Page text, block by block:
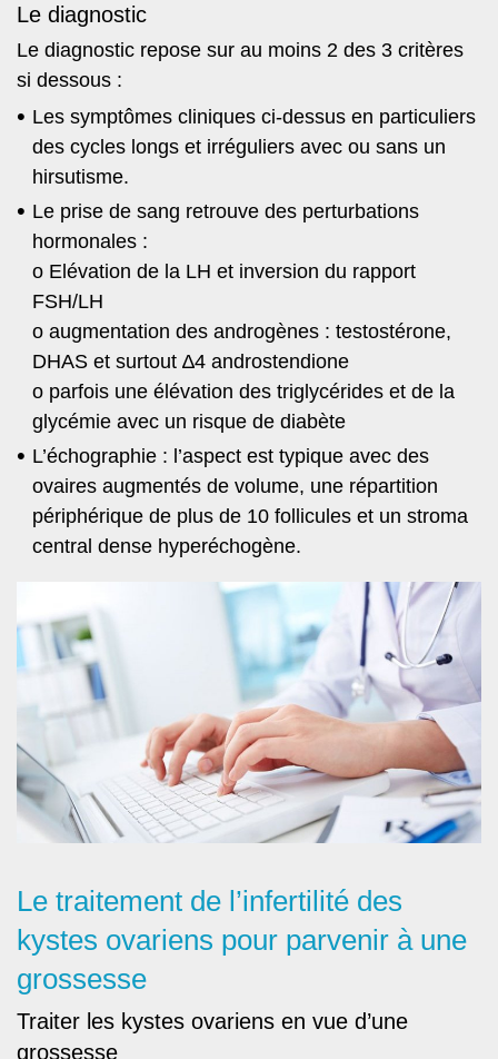
Le diagnostic
Le diagnostic repose sur au moins 2 des 3 critères
si dessous :
Les symptômes cliniques ci-dessus en particuliers
des cycles longs et irréguliers avec ou sans un
hirsutisme.
Le prise de sang retrouve des perturbations
hormonales :
o Elévation de la LH et inversion du rapport
FSH/LH
o augmentation des androgènes : testostérone,
DHAS et surtout ∆4 androstendione
o parfois une élévation des triglycérides et de la
glycémie avec un risque de diabète
L’échographie : l’aspect est typique avec des
ovaires augmentés de volume, une répartition
périphérique de plus de 10 follicules et un stroma
central dense hyperéchogène.
Le traitement de l’infertilité des
kystes ovariens pour parvenir à une
grossesse
Traiter les kystes ovariens en vue d’une
grossesse